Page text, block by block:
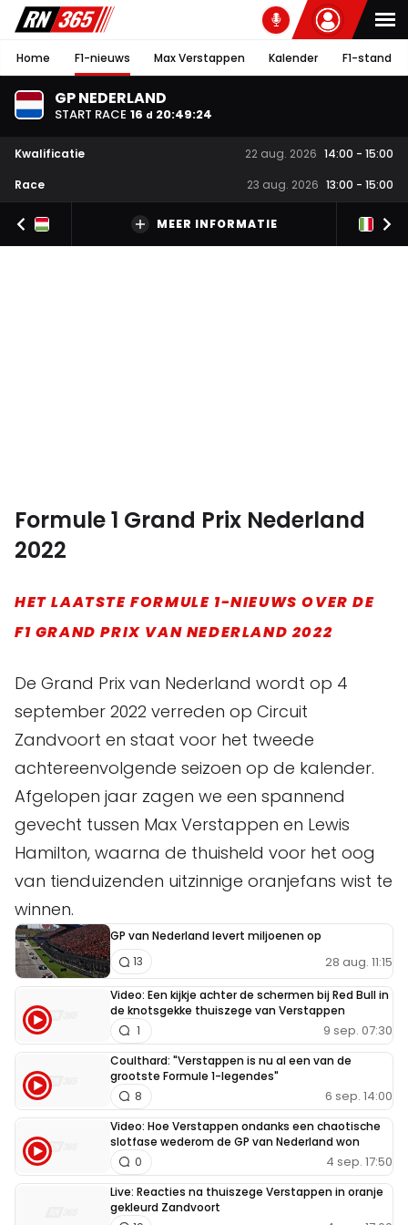
Home F1-nieuws Max Verstappen Kalender F1-stand
GP NEDERLAND
START RACE 16 d 20:49:23
Kwalificatie 22 aug. 2026 14:00 - 15:00
Race
23 aug. 2026 13:00 - 15:00
MEER INFORMATIE
Formule 1 Grand Prix Nederland
2022
HET LAATSTE FORMULE 1-NIEUWS OVER DE
F1 GRAND PRIX VAN NEDERLAND 2022
De Grand Prix van Nederland wordt op 4
september 2022 verreden op Circuit
Zandvoort en staat voor het tweede
achtereenvolgende seizoen op de kalender.
Afgelopen jaar zagen we een spannend
gevecht tussen Max Verstappen en Lewis
Hamilton, waarna de thuisheld voor het oog
van tienduizenden uitzinnige oranjefans wist te
winnen.
GP van Nederland levert miljoenen op
28 aug. 11:15
13
Video: Een kijkje achter de schermen bij Red Bull in
de knotsgekke thuiszege van Verstappen
9 sep. 07:30
1
Coulthard: "Verstappen is nu al een van de
grootste Formule 1-legendes"
6 sep. 14:00
8
Video: Hoe Verstappen ondanks een chaotische
slotfase wederom de GP van Nederland won
4 sep. 17:50
0
Live: Reacties na thuiszege Verstappen in oranje
gekleurd Zandvoort